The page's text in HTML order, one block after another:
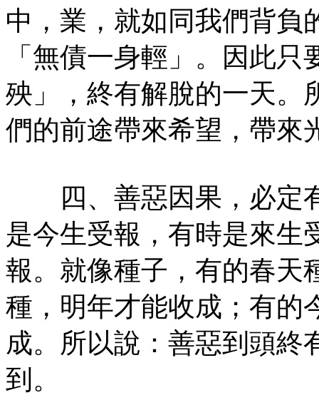
中，業，就如同我們背負
「無債一身輕」。因此
殃」，終有解脫的一天。
們的前途帶來希望，帶來
四、善惡因果，必定
是今生受報，有時是來生
報。就像種子，有的春天
種，明年才能收成；有的
成。所以說：善惡到頭終
到。